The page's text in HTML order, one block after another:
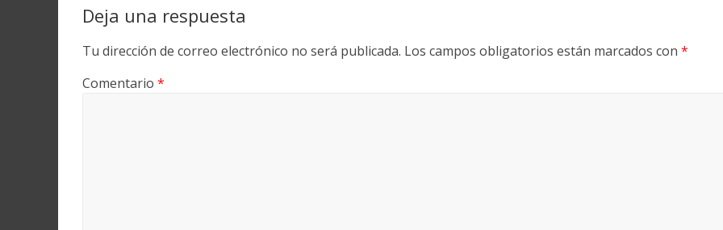
Deja una respuesta
Tu dirección de correo electrónico no será publicada. Los campos obligatorios están marcados con *
Comentario *